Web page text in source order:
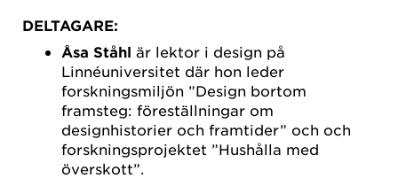
DELTAGARE:
Åsa Ståhl är lektor i design på
Linnéuniversitet där hon leder
forskningsmiljön ”Design bortom
framsteg: föreställningar om
designhistorier och framtider” och och
forskningsprojektet ”Hushålla med
överskott”.